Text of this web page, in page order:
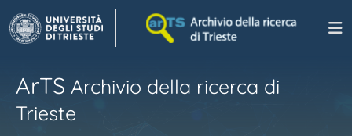
ArTS Archivio della ricerca di
Trieste